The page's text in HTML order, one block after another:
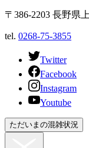
〒386-2203 長野県
tel. 0268-75-3855
Twitter
Facebook
Instagram
Youtube
ただいまの混雑状況